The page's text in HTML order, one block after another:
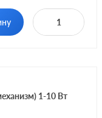
с возможностью
управления с 2-х мест,
1-10 Вт